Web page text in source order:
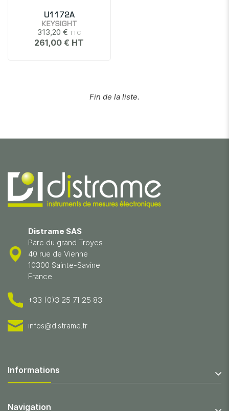
U1172A
KEYSIGHT
313,20 €
261,00 €
Fin de la liste.
Distrame SAS
Parc du grand Troyes
40 rue de Vienne
10300 Sainte-Savine
France
+33 (0)3 25 71 25 83
infos@distrame.fr
Informations
Navigation